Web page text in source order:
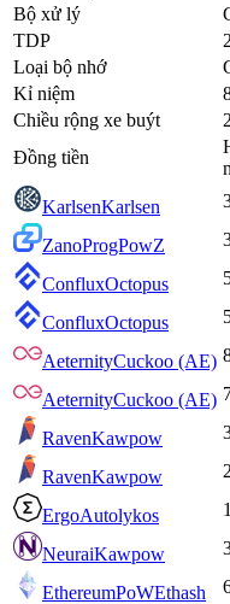
Bộ xử lý
TDP
Loại bộ nhớ
Kỉ niệm
Chiều rộng xe buýt
Đồng tiền
KarlsenKarlsen
ZanoProgPowZ
ConfluxOctopus
ConfluxOctopus
AeternityCuckoo (AE)
AeternityCuckoo (AE)
RavenKawpow
RavenKawpow
ErgoAutolykos
NeuraiKawpow
EthereumPoWEthash